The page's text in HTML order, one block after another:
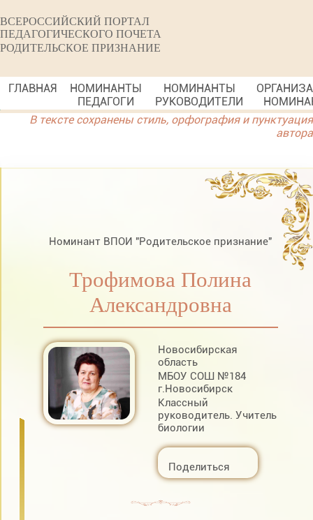
ВСЕРОССИЙСКИЙ ПОРТАЛ
ПЕДАГОГИЧЕСКОГО ПОЧЕТА
РОДИТЕЛЬСКОЕ ПРИЗНАНИЕ
ГЛАВНАЯ
НОМИНАНТЫ
ПЕДАГОГИ
НОМИНАНТЫ
РУКОВОДИТЕЛИ
В тексте сохранены стиль, орфография и пунктуация
автора
Номинант ВПОИ "Родительское признание"
Трофимова Полина
Александровна
Новосибирская
область
МБОУ СОШ №184
г.Новосибирск
Классный
руководитель. Учитель
биологии
Поделиться